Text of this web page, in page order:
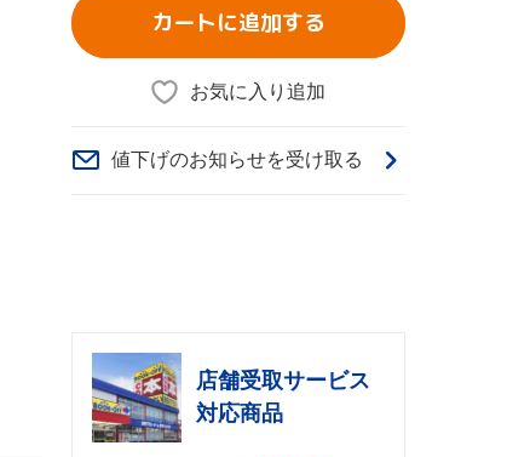
カートに追加する
お気に入り追加
値下げのお知らせを受け取る
店舗受取サービス
対応商品